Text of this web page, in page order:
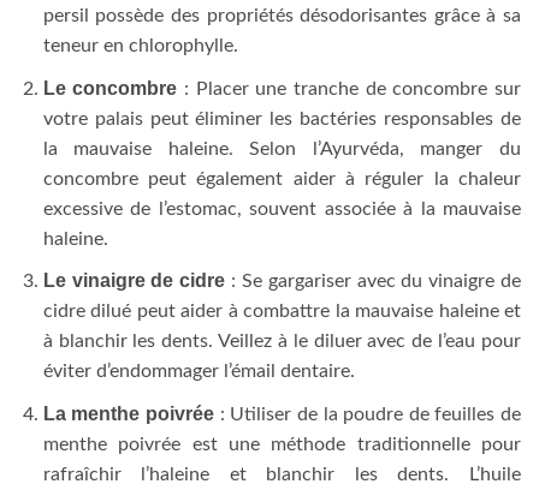
persil possède des propriétés désodorisantes grâce à sa
teneur en chlorophylle.
Le concombre : Placer une tranche de concombre sur
votre palais peut éliminer les bactéries responsables de
la mauvaise haleine. Selon l’Ayurvéda, manger du
concombre peut également aider à réguler la chaleur
excessive de l’estomac, souvent associée à la mauvaise
haleine.
Le vinaigre de cidre : Se gargariser avec du vinaigre de
cidre dilué peut aider à combattre la mauvaise haleine et
à blanchir les dents. Veillez à le diluer avec de l’eau pour
éviter d’endommager l’émail dentaire.
La menthe poivrée : Utiliser de la poudre de feuilles de
menthe poivrée est une méthode traditionnelle pour
rafraîchir l’haleine et blanchir les dents. L’huile